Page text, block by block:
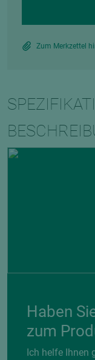
Zum Merkzettel
Haben
zum
Ich helfe Ihnen